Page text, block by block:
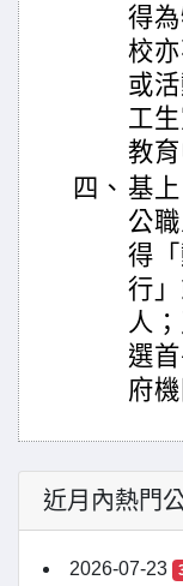
得
校
或
工
教
四、 基
公
得
行
人
選
府
近月內熱門
2026-07-23